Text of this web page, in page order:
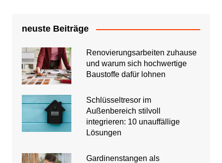
neuste Beiträge
Renovierungsarbeiten zuhause
und warum sich hochwertige
Baustoffe dafür lohnen
Schlüsseltresor im
Außenbereich stilvoll
integrieren: 10 unauffällige
Lösungen
Gardinenstangen als